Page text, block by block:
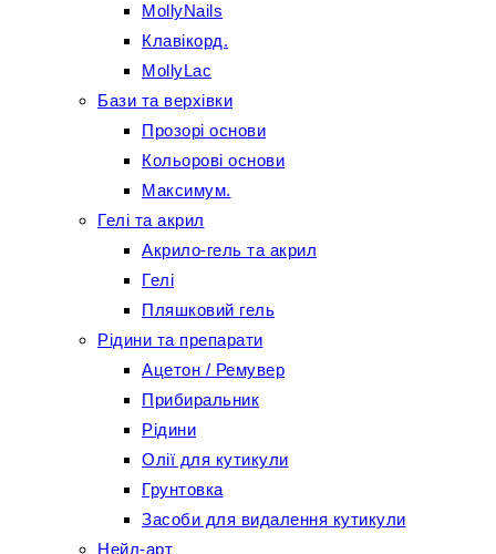
MollyNails
Клавікорд.
MollyLac
Бази та верхівки
Прозорі основи
Кольорові основи
Максимум.
Гелі та акрил
Акрило-гель та акрил
Гелі
Пляшковий гель
Рідини та препарати
Ацетон / Ремувер
Прибиральник
Рідини
Олії для кутикули
Грунтовка
Засоби для видалення кутикули
Нейл-арт